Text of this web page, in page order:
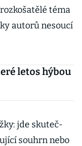
téma
autorů nesoucí
letos hýbou
jde skuteč-
souhrn nebo